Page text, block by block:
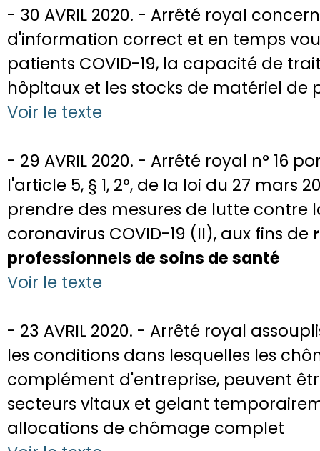
- 30 AVRIL 2020. - Arrêté royal
d'information correct et en temps
patients COVID-19, la capacité de
hôpitaux et les stocks de matériel de
Voir le texte
- 29 AVRIL 2020. - Arrêté royal n° 16
l'article 5, § 1, 2°, de la loi du 27 mars
prendre des mesures de lutte
coronavirus COVID-19 (II), aux fins de
professionnels de soins de santé
Voir le texte
- 23 AVRIL 2020. - Arrêté royal
les conditions dans lesquelles les
complément d'entreprise, peuvent
secteurs vitaux et gelant
allocations de chômage complet